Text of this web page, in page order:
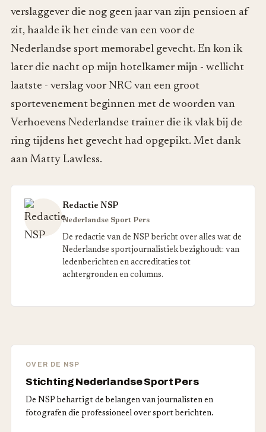
verslaggever die nog geen jaar van zijn pensioen af
zit, haalde ik het einde van een voor de
Nederlandse sport memorabel gevecht. En kon ik
later die nacht op mijn hotelkamer mijn - wellicht
laatste - verslag voor NRC van een groot
sportevenement beginnen met de woorden van
Verhoevens Nederlandse trainer die ik vlak bij de
ring tijdens het gevecht had opgepikt. Met dank
aan Matty Lawless.
Redactie NSP
Nederlandse Sport Pers
De redactie van de NSP bericht over alles wat de
Nederlandse sportjournalistiek bezighoudt: van
ledenberichten en accreditaties tot
achtergronden en columns.
OVER DE NSP
Stichting Nederlandse Sport Pers
De NSP behartigt de belangen van journalisten en
fotografen die professioneel over sport berichten.